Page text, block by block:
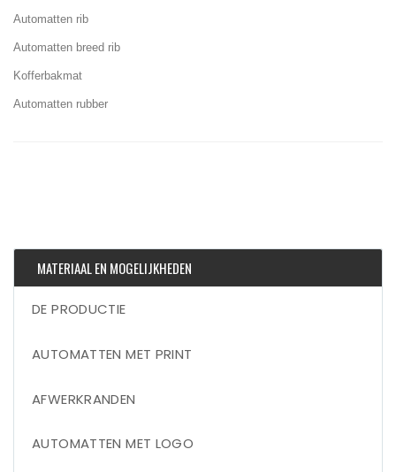
Automatten rib
Automatten breed rib
Kofferbakmat
Automatten rubber
MATERIAAL EN MOGELIJKHEDEN
DE PRODUCTIE
AUTOMATTEN MET PRINT
AFWERKRANDEN
AUTOMATTEN MET LOGO